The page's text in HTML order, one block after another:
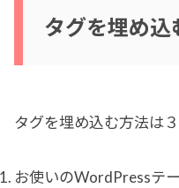
タグを埋め込
タグを埋め込む方法は３
お使いのWordPressテ